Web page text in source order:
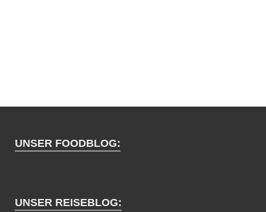
UNSER FOODBLOG:
UNSER REISEBLOG: